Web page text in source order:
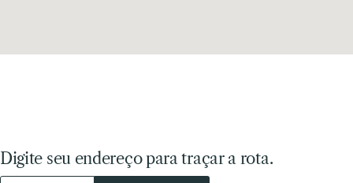
Digite seu endereço para traçar a rota.